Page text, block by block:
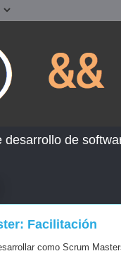
de
Facilitación
como Scrum